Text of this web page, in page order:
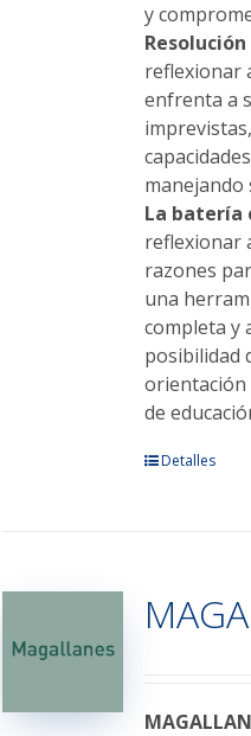
y
reflexionar
enfrenta a
manejando
La batería
reflexionar
razones
una
completa y
posibilidad
de
Detalles